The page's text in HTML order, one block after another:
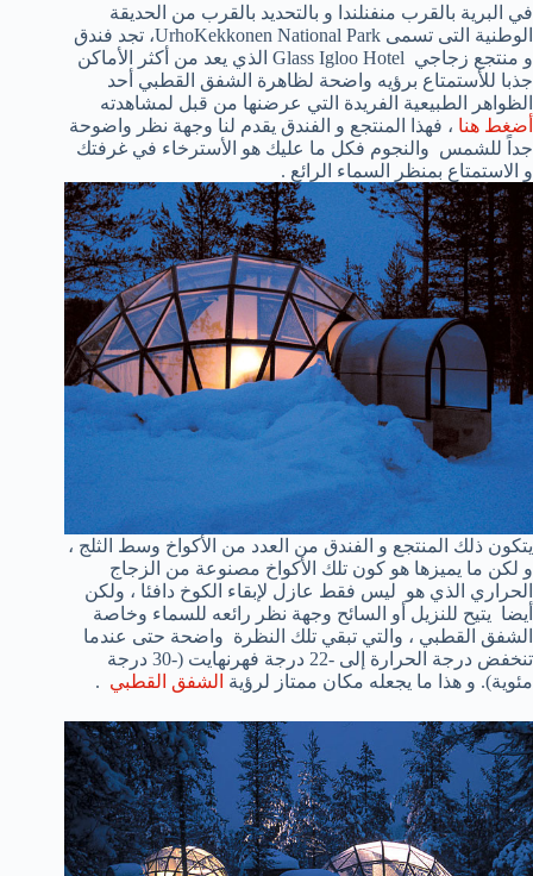
في البرية بالقرب منفنلندا و بالتحديد بالقرب من الحديقة
الوطنية التى تسمى UrhoKekkonen National Park، تجد فندق
و منتجع زجاجي Glass Igloo Hotel الذي يعد من أكثر الأماكن
جذبا للأستمتاع برؤيه واضحة لظاهرة الشفق القطبي أحد
الظواهر الطبيعية الفريدة التي عرضنها من قبل لمشاهدته
أضغط هنا ، فهذا المنتجع و الفندق يقدم لنا وجهة نظر واضوحة
جداً للشمس والنجوم فكل ما عليك هو الأسترخاء في غرفتك
و الاستمتاع بمنظر السماء الرائع .
يتكون ذلك المنتجع و الفندق من العدد من الأكواخ وسط الثلج ،
و لكن ما يميزها هو كون تلك الأكواخ مصنوعة من الزجاج
الحراري الذي هو ليس فقط عازل لإبقاء الكوخ دافئا ، ولكن
أيضا يتيح للنزيل أو السائح وجهة نظر رائعه للسماء وخاصة
الشفق القطبي ، والتي تبقي تلك النظرة واضحة حتى عندما
تنخفض درجة الحرارة إلى -22 درجة فهرنهايت (-30 درجة
مئوية). و هذا ما يجعله مكان ممتاز لرؤية الشفق القطبي .